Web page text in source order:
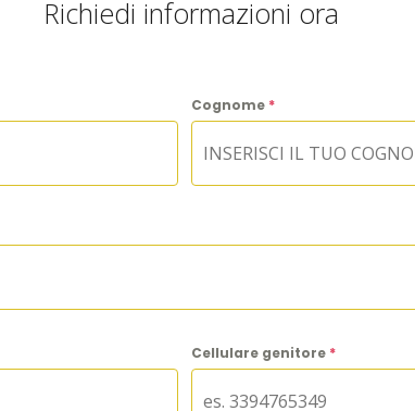
Richiedi informazioni ora
Cognome *
Cellulare genitore *